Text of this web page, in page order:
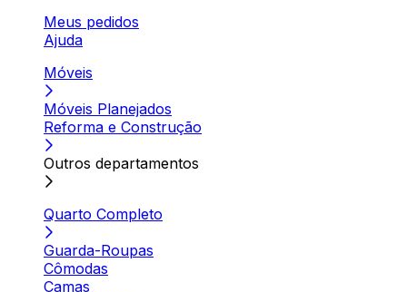
Meus pedidos
Ajuda
Móveis
Móveis Planejados
Reforma e Construção
Outros departamentos
Quarto Completo
Guarda-Roupas
Cômodas
Camas